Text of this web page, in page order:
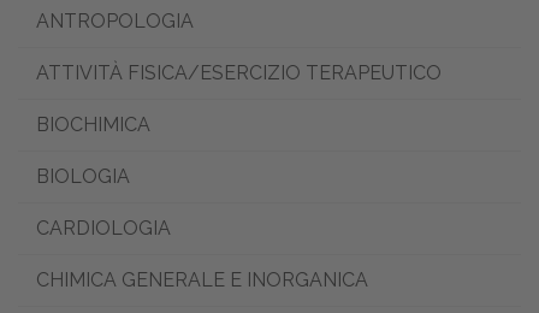
ANTROPOLOGIA
ATTIVITÀ FISICA/ESERCIZIO TERAPEUTICO
BIOCHIMICA
BIOLOGIA
CARDIOLOGIA
CHIMICA GENERALE E INORGANICA